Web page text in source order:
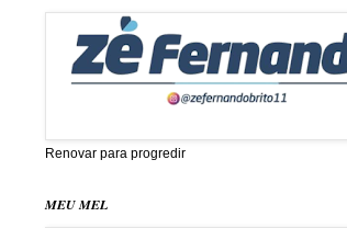
Renovar para progredir
MEU MEL